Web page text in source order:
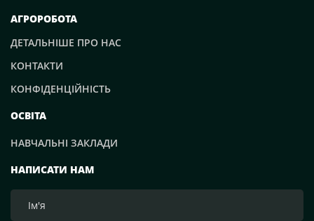
НАПИСАТИ НАМ
АГРОРОБОТА
ДЕТАЛЬНІШЕ ПРО НАС
КОНТАКТИ
КОНФІДЕНЦІЙНІСТЬ
ОСВІТА
НАВЧАЛЬНІ ЗАКЛАДИ